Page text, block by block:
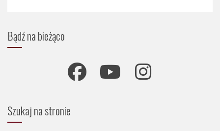
Bądź na bieżąco
Szukaj na stronie